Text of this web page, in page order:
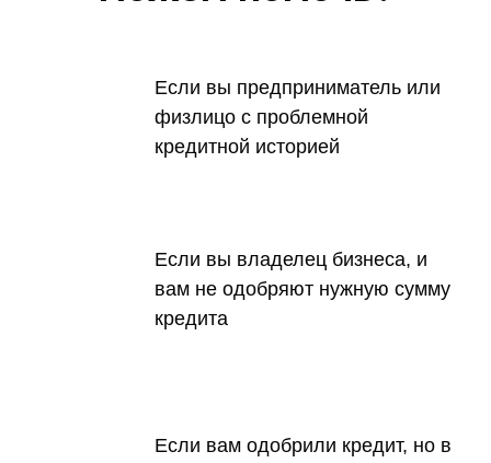
Если вы предприниматель или
физлицо с проблемной
кредитной историей
Если вы владелец бизнеса, и
вам не одобряют нужную сумму
кредита
Если вам одобрили кредит, но в